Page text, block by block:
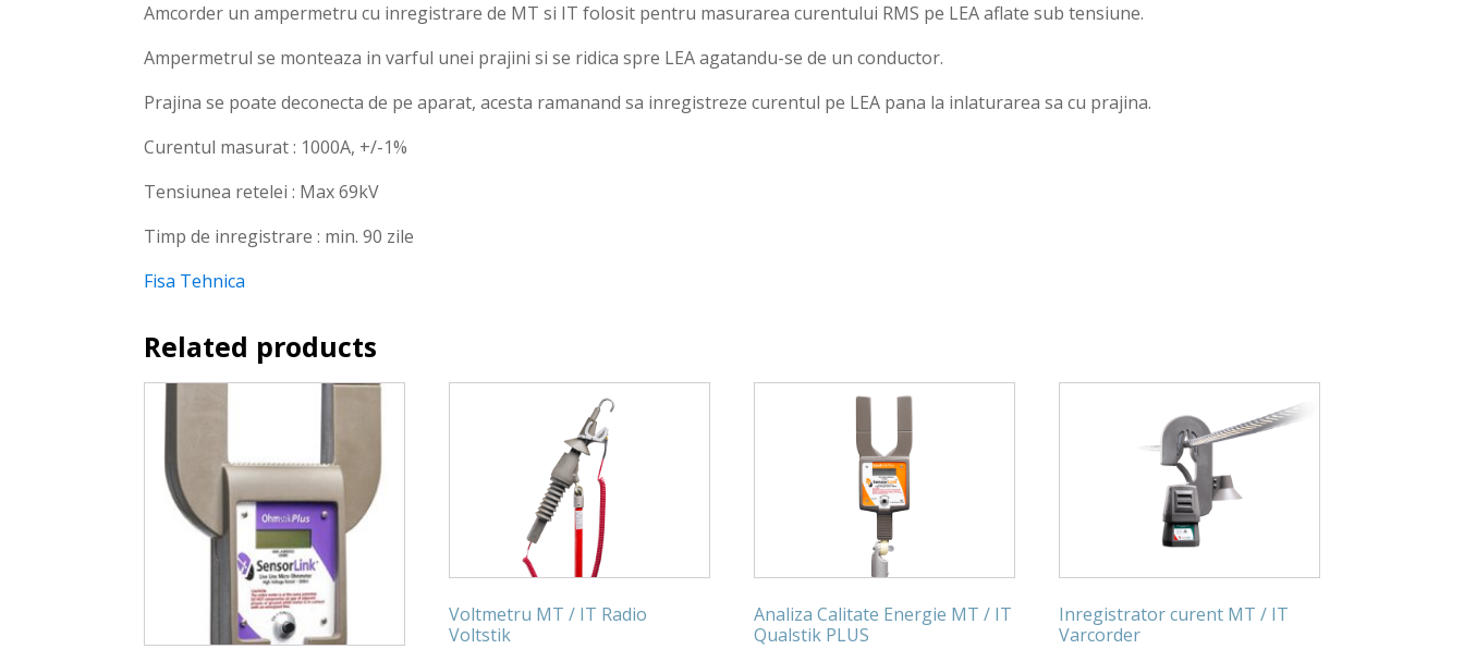
Amcorder un ampermetru cu inregistrare de MT si IT folosit pentru masurarea curentului RMS pe LEA aflate sub tensiune.
Ampermetrul se monteaza in varful unei prajini si se ridica spre LEA agatandu-se de un conductor.
Prajina se poate deconecta de pe aparat, acesta ramanand sa inregistreze curentul pe LEA pana la inlaturarea sa cu prajina.
Curentul masurat : 1000A, +/-1%
Tensiunea retelei : Max 69kV
Timp de inregistrare : min. 90 zile
Fisa Tehnica
Related products
Voltmetru MT / IT Radio
Voltstik
Analiza Calitate Energie MT / IT
Qualstik PLUS
Inregistrator curent MT / IT
Varcorder